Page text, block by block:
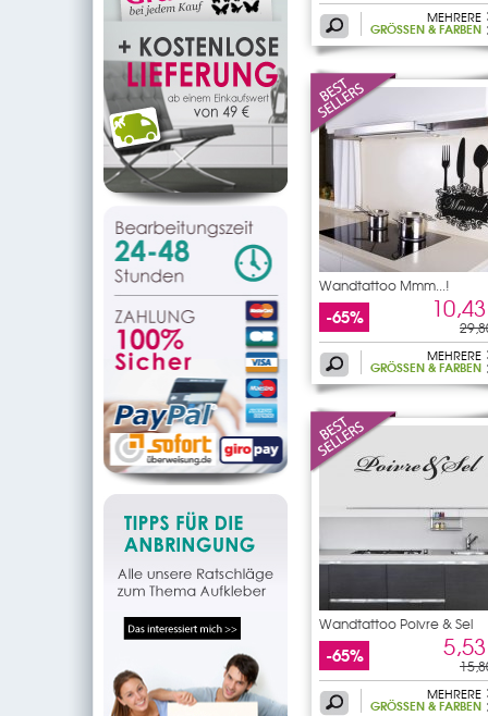
MEHRERE
GRÖSSEN & FARBEN
Wandtattoo Mmm...!
-65%
MEHRERE
GRÖSSEN & FARBEN
Wandtattoo Poivre & Sel
-65%
MEHRERE
GRÖSSEN & FARBEN